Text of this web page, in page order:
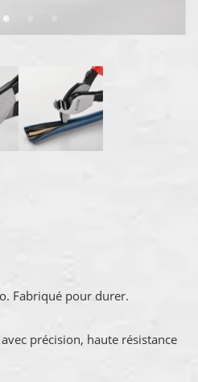
Fabriqué pour durer.
précision, haute résistance